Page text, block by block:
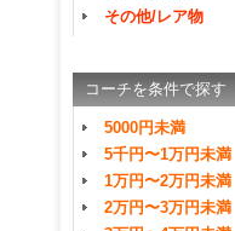
その他/レア物
コーチを条件で探す
5000円未満
5千円〜1万円未満
1万円〜2万円未満
2万円〜3万円未満